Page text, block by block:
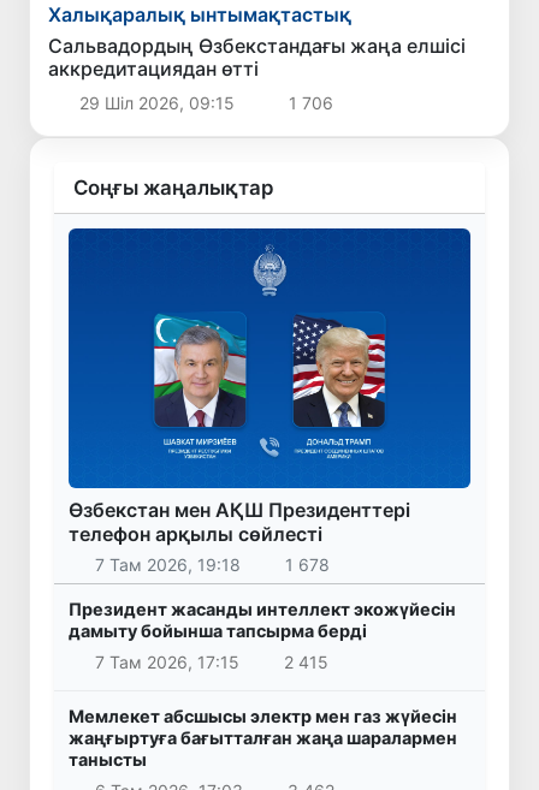
Халықаралық ынтымақтастық
Сальвадордың Өзбекстандағы жаңа елшісі
аккредитациядан өтті
29 Шіл 2026, 09:15 1 706
Соңғы жаңалықтар
Өзбекстан мен АҚШ Президенттері
телефон арқылы сөйлесті
7 Там 2026, 19:18 1 678
Президент жасанды интеллект экожүйесін
дамыту бойынша тапсырма берді
7 Там 2026, 17:15
2 415
Мемлекет абсшысы электр мен газ жүйесін
жаңғыртуға бағытталған жаңа шаралармен
танысты